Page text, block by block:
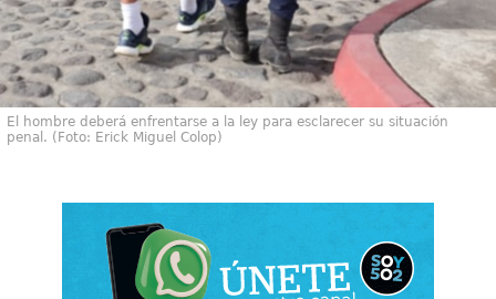
El hombre deberá enfrentarse a la ley para esclarecer su situación
penal. (Foto: Erick Miguel Colop)